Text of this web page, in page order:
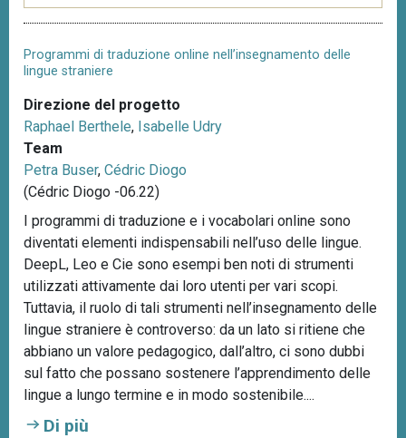
Programmi di traduzione online nell’insegnamento delle
lingue straniere
Direzione del progetto
Raphael Berthele, Isabelle Udry
Team
Petra Buser, Cédric Diogo
(Cédric Diogo -06.22)
I programmi di traduzione e i vocabolari online sono
diventati elementi indispensabili nell’uso delle lingue.
DeepL, Leo e Cie sono esempi ben noti di strumenti
utilizzati attivamente dai loro utenti per vari scopi.
Tuttavia, il ruolo di tali strumenti nell’insegnamento delle
lingue straniere è controverso: da un lato si ritiene che
abbiano un valore pedagogico, dall’altro, ci sono dubbi
sul fatto che possano sostenere l’apprendimento delle
lingue a lungo termine e in modo sostenibile....
Di più